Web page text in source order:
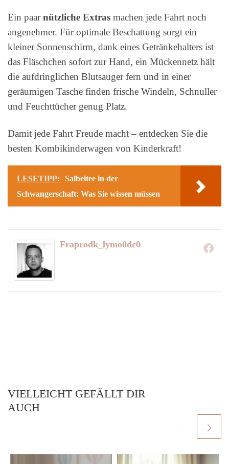
Ein paarnützliche Extras machen jede Fahrt noch
angenehmer. Für optimale Beschattung sorgt ein
kleiner Sonnenschirm, dank eines Getränkehalters ist
das Fläschchen sofort zur Hand, ein Mückennetz hält
die aufdringlichen Blutsauger fern und in einer
geräumigen Tasche finden frische Windeln, Schnuller
und Feuchttücher genug Platz.
Damit jede Fahrt Freude macht – entdecken Sie die
besten Kombikinderwagen von Kinderkraft!
LESETIPP:
Salbeitee in der
Schwangerschaft: Was Sie wissen müssen
Fraprodk_lymo0dc0
VIELLEICHT GEFÄLLT DIR
AUCH